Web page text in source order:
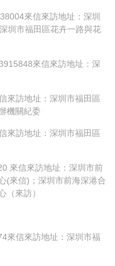
來信來訪地址：深圳
圳市福田區花卉一路與花
來信來訪地址：深
來訪地址：深圳市福田區
機關紀委
來訪地址：深圳市福田區
來信來訪地址：深圳市前
(來信)；深圳市前海深港合
（來訪）
來信來訪地址：深圳市福